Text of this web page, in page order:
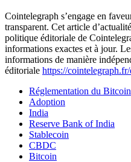
Cointelegraph s’engage en
transparent. Cet article
politique éditoriale de
informations exactes et à jour.
informations de manière
éditoriale https://
Réglementation du Bitcoin
Adoption
India
Reserve Bank of India
Stablecoin
CBDC
Bitcoin